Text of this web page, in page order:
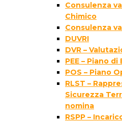
Consulenza
Chimico
Consulenza
DUVRI
DVR –
PEE – Piano
POS – Piano
RLST –
Sicurezza
nomina
RSPP –